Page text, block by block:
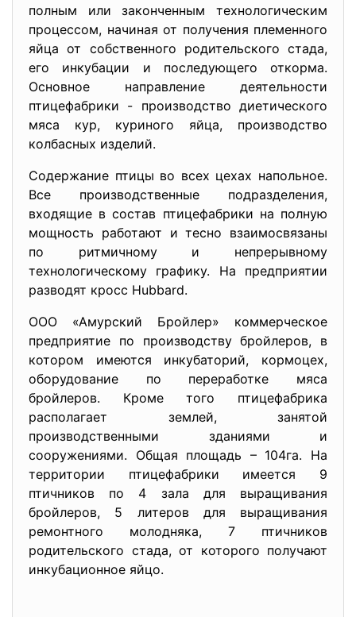
полным или законченным технологическим
процессом, начиная от получения племенного
яйца от собственного родительского стада,
его инкубации и последующего откорма.
Основное направление деятельности
птицефабрики - производство диетического
мяса кур, куриного яйца, производство
колбасных изделий.
Содержание птицы во всех цехах напольное.
Все производственные подразделения,
входящие в состав птицефабрики на полную
мощность работают и тесно взаимосвязаны
по ритмичному и непрерывному
технологическому графику. На предприятии
разводят кросс Hubbard.
ООО «Амурский Бройлер» коммерческое
предприятие по производству бройлеров, в
котором имеются инкубаторий, кормоцех,
оборудование по переработке мяса
бройлеров. Кроме того птицефабрика
располагает землей, занятой
производственными зданиями и
сооружениями. Общая площадь – 104га. На
территории птицефабрики имеется 9
птичников по 4 зала для выращивания
бройлеров, 5 литеров для выращивания
ремонтного молодняка, 7 птичников
родительского стада, от которого получают
инкубационное яйцо.